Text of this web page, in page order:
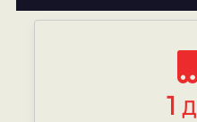
1